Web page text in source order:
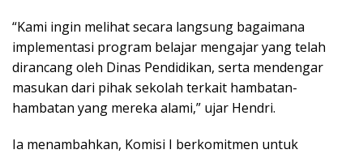
“Kami ingin melihat secara langsung bagaimana
implementasi program belajar mengajar yang telah
dirancang oleh Dinas Pendidikan, serta mendengar
masukan dari pihak sekolah terkait hambatan-
hambatan yang mereka alami,” ujar Hendri.
Ia menambahkan, Komisi I berkomitmen untuk